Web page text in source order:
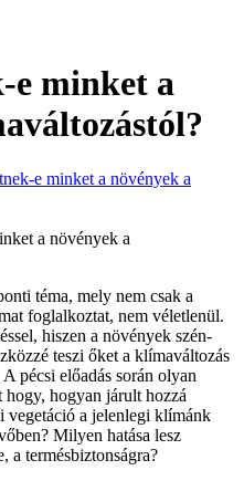
e minket a
e minket a növények a
téma, mely nem csak a
foglalkoztat, nem véletlenül.
hiszen a növények szén-
teszi őket a klímaváltozás
pécsi előadás során olyan
hogy, hogyan járult hozzá
vegetáció a jelenlegi klímánk
Milyen hatása lesz
a termésbiztonságra?